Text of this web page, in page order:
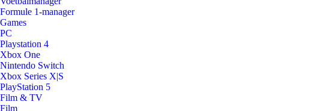
Formule 1-manager
Games
PC
Playstation 4
Xbox One
Nintendo Switch
Xbox Series X|S
PlayStation 5
Film & TV
Film